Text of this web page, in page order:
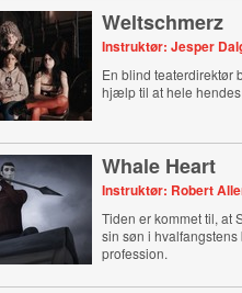
Weltschmerz
Instruktør: Jesper
En blind teaterdirektør
hjælp til at hele
Whale Heart
Instruktør: Robert
Tiden er kommet til, at
sin søn i
profession.